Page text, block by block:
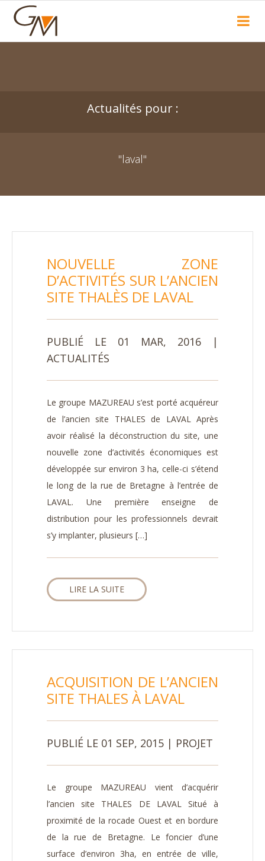
Actualités pour :
"laval"
NOUVELLE ZONE
D’ACTIVITÉS SUR L’ANCIEN
SITE THALÈS DE LAVAL
PUBLIÉ LE 01 MAR, 2016 |
ACTUALITÉS
Le groupe MAZUREAU s’est porté acquéreur
de l’ancien site THALES de LAVAL Après
avoir réalisé la déconstruction du site, une
nouvelle zone d’activités économiques est
développée sur environ 3 ha, celle-ci s’étend
le long de la rue de Bretagne à l’entrée de
LAVAL. Une première enseigne de
distribution pour les professionnels devrait
s’y implanter, plusieurs […]
LIRE LA SUITE
ACQUISITION DE L’ANCIEN
SITE THALES À LAVAL
PUBLIÉ LE 01 SEP, 2015 | PROJET
Le groupe MAZUREAU vient d’acquérir
l’ancien site THALES DE LAVAL Situé à
proximité de la rocade Ouest et en bordure
de la rue de Bretagne. Le foncier d’une
surface d’environ 3ha, en entrée de ville,